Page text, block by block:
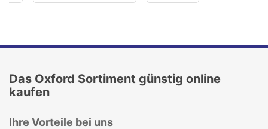
Das Oxford Sortiment günstig online
kaufen
Ihre Vorteile bei uns